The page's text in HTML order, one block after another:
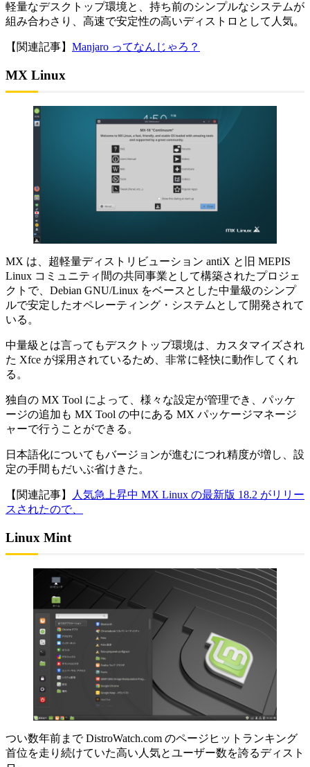
軽量なデスクトップ環境と、持ち前のシンプルなシステムが
組み合わさり、高速で安定性の高いディストロとして人気。
【関連記事】 Manjaro ってなんじゃろ？
MX Linux
MX は、超軽量ディストリビューション antiX と旧 MEPIS
Linux コミュニティ間の共同事業として構築されたプロジェ
クトで、Debian GNU/Linux をベースとした中量級のシンプ
ルで安定したオペレーティング・システムとして開発されて
いる。
中量級とは言ってもデスクトップ環境は、カスタマイズされ
た Xfce が採用されているため、非常に軽快に動作してくれ
る。
独自の MX Tool によって、様々な設定が管理でき、パッケ
ージの追加も MX Tool の中にある MX パッケージマネージ
ャーで行うことができる。
日本語化についてもバージョンが進むにつれ精度が増し、設
定の手間もだいぶ省けきた。
【関連記事】
人気急上昇中 MX Linux の最新版 18.2 がリリー
スされたので、
Linux Mint
つい数年前まで DistroWatch.com のページヒットランキング
首位を走り続けていた高い人気とユーザー数を誇るディスト